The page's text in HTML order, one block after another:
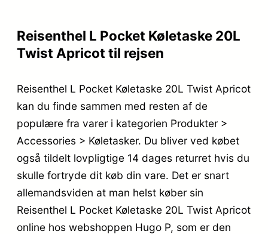
Reisenthel L Pocket Køletaske 20L
Twist Apricot til rejsen
Reisenthel L Pocket Køletaske 20L Twist Apricot
kan du finde sammen med resten af de
populære fra varer i kategorien Produkter >
Accessories > Køletasker. Du bliver ved købet
også tildelt lovpligtige 14 dages returret hvis du
skulle fortryde dit køb din vare. Det er snart
allemandsviden at man helst køber sin
Reisenthel L Pocket Køletaske 20L Twist Apricot
online hos webshoppen Hugo P, som er den